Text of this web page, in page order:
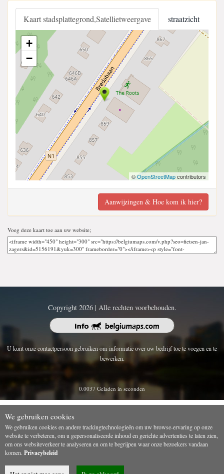
Kaart stadsplattegrond,Satellietweergave straatzicht
+
−
©OpenStreetMapcontributors
Aanwijzingen & Hoe kom ik hier?
Voeg deze kaart toe aan uw website;
Copyright 2026 | Alle rechten voorbehouden.
U kunt onze contactpersoon gebruiken om informatie over uw bedrijf toe te voegen en te
bewerken.
0.0037 Geladen in seconden
We gebruiken cookies
We gebruiken cookies en andere trackingtechnologieën om uw browse-ervaring op onze
website te verbeteren, om u gepersonaliseerde inhoud en gerichte advertenties te laten zien,
om ons websiteverkeer te analyseren en om te begrijpen waar onze bezoekers vandaan
komen. Privacybeleid